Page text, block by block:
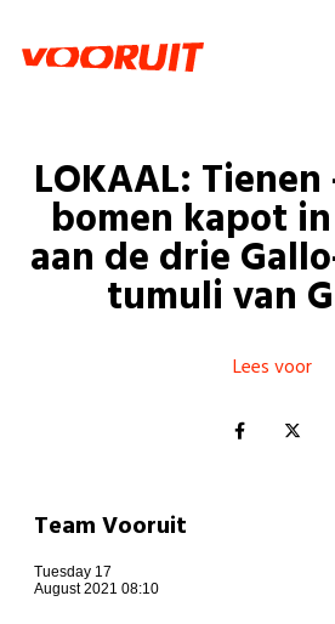
Zorg
Gelijke
Welzijn
Kinderen en
Onze
Vacatures
Doe mee
Doe mee
Word lid
Shop
Login
Login
LOKAAL:
bomen kapot
aan de drie
tumuli van
Lees voor
Team Vooruit
Tuesday 17
August 2021 08:10